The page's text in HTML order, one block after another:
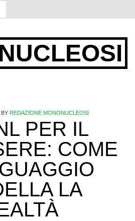
BY REDAZIONE MONONUCLEOSI
PER IL
COME
LA